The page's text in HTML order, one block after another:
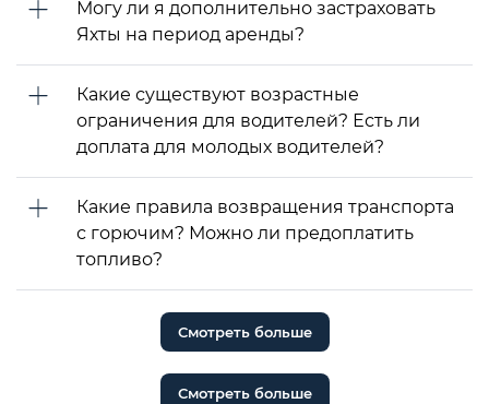
Могу ли я дополнительно застраховать
Яхты на период аренды?
Какие существуют возрастные
ограничения для водителей? Есть ли
доплата для молодых водителей?
Какие правила возвращения транспорта
с горючим? Можно ли предоплатить
топливо?
Смотреть больше
Смотреть больше